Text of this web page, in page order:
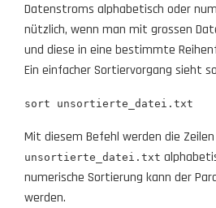
Datenstroms alphabetisch oder
nützlich, wenn man mit grossen
und diese in eine bestimmte
Ein einfacher Sortiervorgang sieht
sort unsortierte_datei.txt
Mit diesem Befehl werden die
unsortierte_datei.txt
numerische Sortierung kann der
werden.